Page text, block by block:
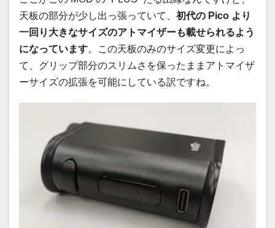
天板の部分が少し出っ張っていて、 初代の Pico より
一回り大きなサイズのアトマイザーも載せられるよう
になっています。この天板のみのサイズ変更によっ
て、グリップ部分のスリムさを保ったままアトマイザ
ーサイズの拡張を可能にしている訳ですね。